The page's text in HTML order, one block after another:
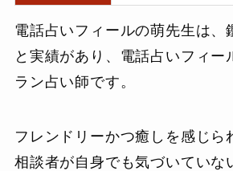
電話占いフィールの萌先生は、
と実績があり、電話占いフィー
ラン占い師です。
フレンドリーかつ癒しを感じら
相談者が自身でも気づいていな